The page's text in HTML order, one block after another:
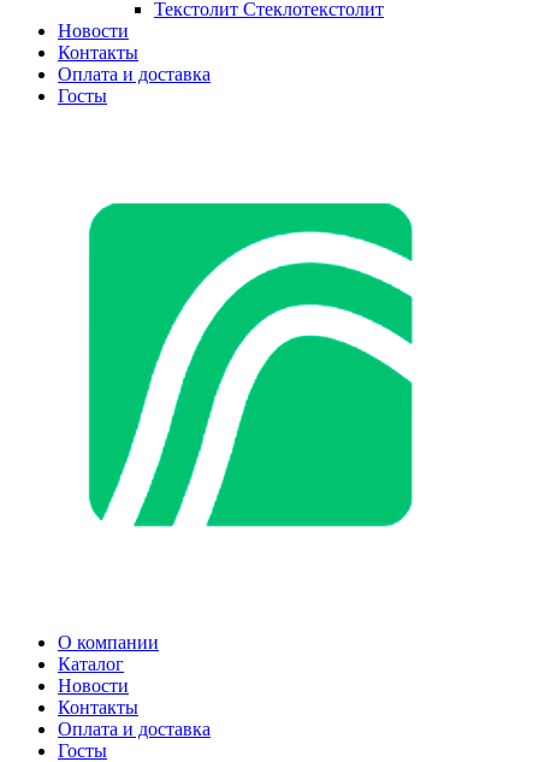
Текстолит Стеклотекстолит
Новости
Контакты
Оплата и доставка
Госты
О компании
Каталог
Новости
Контакты
Оплата и доставка
Госты